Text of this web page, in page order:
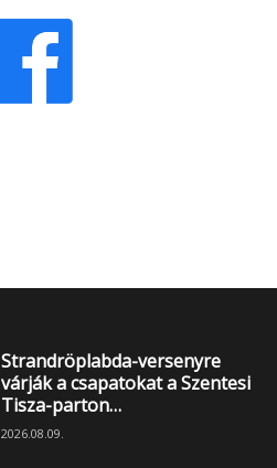
Strandröplabda-versenyre
várják a csapatokat a Szentesi
Tisza-parton…
2026.08.09.